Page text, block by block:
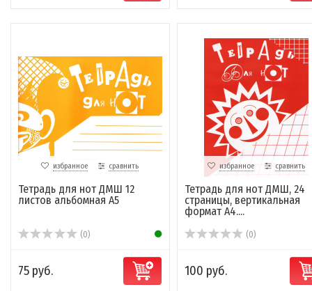
избранное сравнить
Тетрадь для нот ДМШ 12
листов альбомная А5
(0)
75 руб.
избранное сравнить
Тетрадь для нот ДМШ, 24
страницы, вертикальная
формат А4....
(0)
100 руб.